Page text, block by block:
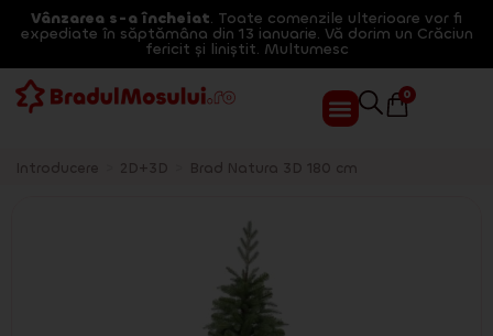
Vânzarea s-a încheiat. Toate comenzile ulterioare vor fi
expediate în săptămâna din 13 ianuarie. Vă dorim un Crăciun
fericit și liniștit. Multumesc
0
Introducere 2D+3D Brad Natura 3D 180 cm